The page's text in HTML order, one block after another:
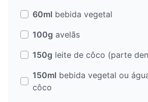
60ml bebida vegetal
100g avelãs
150g leite de côco (parte
150ml bebida vegetal ou
côco